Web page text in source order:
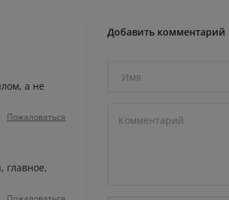
а не
Пожаловаться
главное,
Добавить комментарий